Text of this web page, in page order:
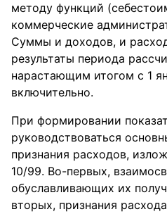
методу функций
коммерческие
Суммы и доходов, и
результаты периода
нарастающим итогом с 1
включительно.
При формировании
руководствоваться
признания расходов,
10/99. Во-первых,
обуславливающих их
вторых, признания